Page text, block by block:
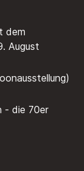
dem
August
- die 70er